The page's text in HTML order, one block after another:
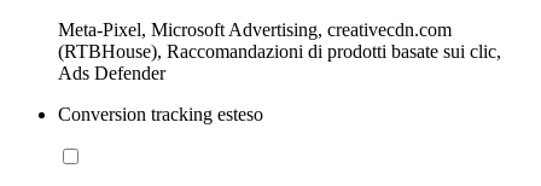
Meta-Pixel, Microsoft Advertising, creativecdn.com
(RTBHouse), Raccomandazioni di prodotti basate sui clic,
Ads Defender
Conversion tracking esteso